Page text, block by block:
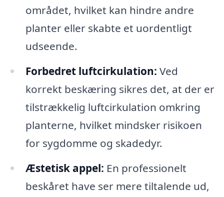
området, hvilket kan hindre andre
planter eller skabte et uordentligt
udseende.
Forbedret luftcirkulation: Ved
korrekt beskæring sikres det, at der er
tilstrækkelig luftcirkulation omkring
planterne, hvilket mindsker risikoen
for sygdomme og skadedyr.
Æstetisk appel: En professionelt
beskåret have ser mere tiltalende ud,